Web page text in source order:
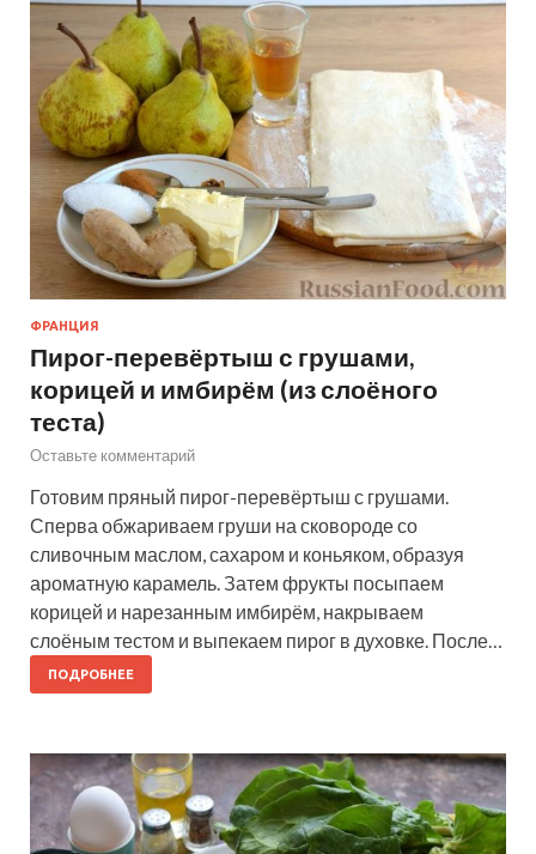
ФРАНЦИЯ
Пирог-перевёртыш с грушами,
корицей и имбирём (из слоёного
теста)
Оставьте комментарий
Готовим пряный пирог-перевёртыш с грушами.
Сперва обжариваем груши на сковороде со
сливочным маслом, сахаром и коньяком, образуя
ароматную карамель. Затем фрукты посыпаем
корицей и нарезанным имбирём, накрываем
слоёным тестом и выпекаем пирог в духовке. После…
ПОДРОБНЕЕ